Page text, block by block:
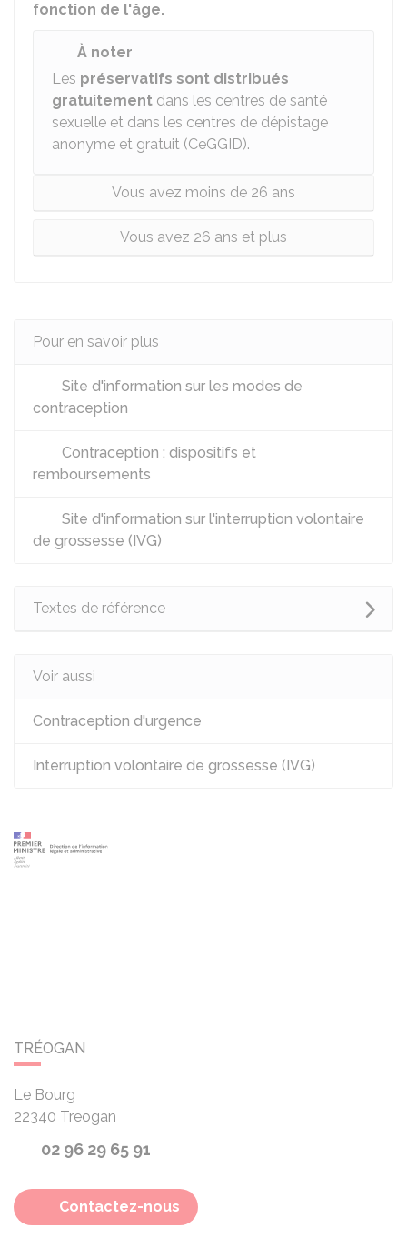
fonction de l'âge.
À noter
Les préservatifs sont distribués
gratuitement dans les centres de santé
sexuelle et dans les centres de dépistage
anonyme et gratuit (CeGGID).
Vous avez moins de 26 ans
Vous avez 26 ans et plus
Pour en savoir plus
Site d'information sur les modes de
contraception
Contraception : dispositifs et
remboursements
Site d'information sur l'interruption volontaire
de grossesse (IVG)
Textes de référence
Voir aussi
Contraception d'urgence
Interruption volontaire de grossesse (IVG)
TRÉOGAN
Le Bourg
22340 Treogan
02 96 29 65 91
Contactez-nous